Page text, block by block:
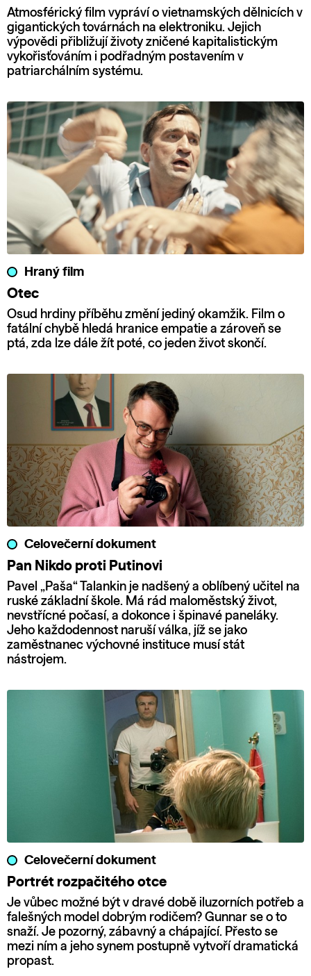
Atmosférický film vypráví o vietnamských dělnicích v
gigantických továrnách na elektroniku. Jejich
výpovědi přibližují životy zničené kapitalistickým
vykořisťováním i podřadným postavením v
patriarchálním systému.
Hraný film
Otec
Osud hrdiny příběhu změní jediný okamžik. Film o
fatální chybě hledá hranice empatie a zároveň se
ptá, zda lze dále žít poté, co jeden život skončí.
Celovečerní dokument
Pan Nikdo proti Putinovi
Pavel „Paša“ Talankin je nadšený a oblíbený učitel na
ruské základní škole. Má rád maloměstský život,
nevstřícné počasí, a dokonce i špinavé paneláky.
Jeho každodennost naruší válka, jíž se jako
zaměstnanec výchovné instituce musí stát
nástrojem.
Celovečerní dokument
Portrét rozpačitého otce
Je vůbec možné být v dravé době iluzorních potřeb a
falešných model dobrým rodičem? Gunnar se o to
snaží. Je pozorný, zábavný a chápající. Přesto se
mezi ním a jeho synem postupně vytvoří dramatická
propast.